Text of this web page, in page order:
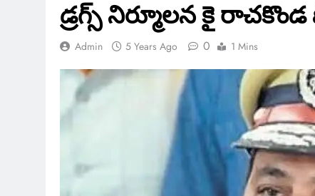
డ్రగ్స్ నిర్మూలన కై
Admin 5 Years Ago 0 1 Mins